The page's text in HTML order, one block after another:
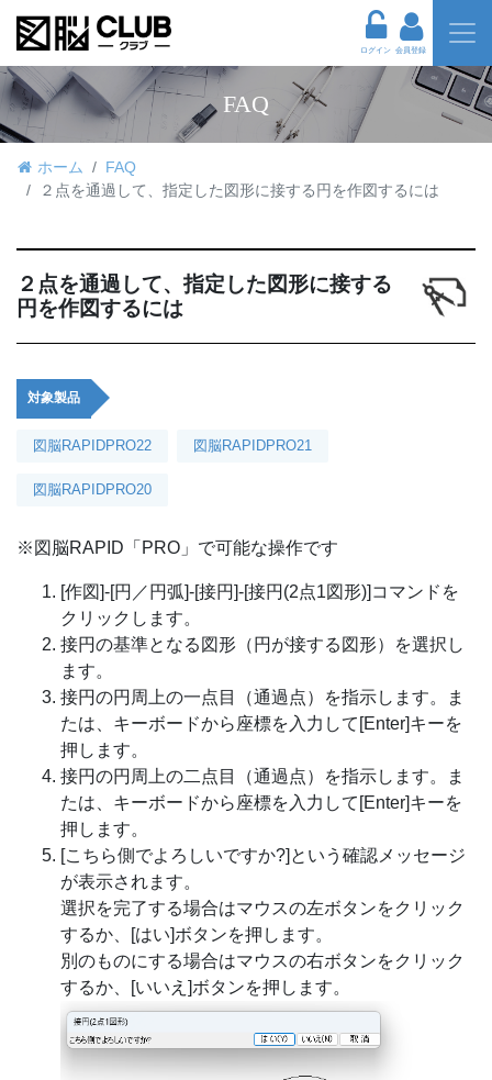
ログイン 会員登録
FAQ
ホーム
FAQ
２点を通過して、指定した図形に接する円を作図するには
２点を通過して、指定した図形に接する
円を作図するには
対象製品
図脳RAPIDPRO22 図脳RAPIDPRO21
図脳RAPIDPRO20
※図脳RAPID「PRO」で可能な操作です
[作図]-[円／円弧]-[接円]-[接円(2点1図形)]コマンドを
クリックします。
接円の基準となる図形（円が接する図形）を選択し
ます。
接円の円周上の一点目（通過点）を指示します。ま
たは、キーボードから座標を入力して[Enter]キーを
押します。
接円の円周上の二点目（通過点）を指示します。ま
たは、キーボードから座標を入力して[Enter]キーを
押します。
[こちら側でよろしいですか?]という確認メッセージ
が表示されます。
選択を完了する場合はマウスの左ボタンをクリック
するか、[はい]ボタンを押します。
別のものにする場合はマウスの右ボタンをクリック
するか、[いいえ]ボタンを押します。